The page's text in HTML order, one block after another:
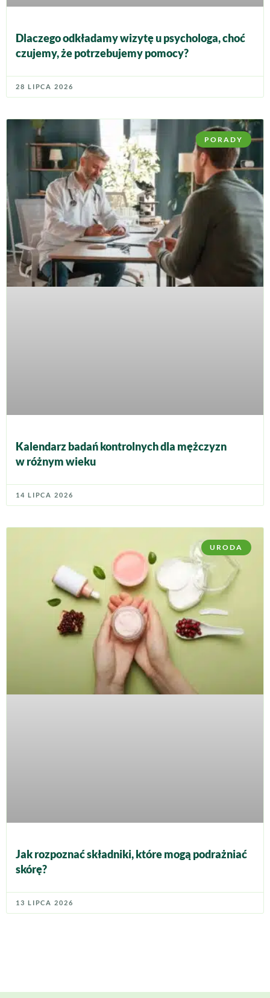
Dlaczego odkładamy wizytę u psychologa, choć
czujemy, że potrzebujemy pomocy?
28 LIPCA 2026
PORADY
Kalendarz badań kontrolnych dla mężczyzn
w różnym wieku
14 LIPCA 2026
URODA
Jak rozpoznać składniki, które mogą podrażniać
skórę?
13 LIPCA 2026